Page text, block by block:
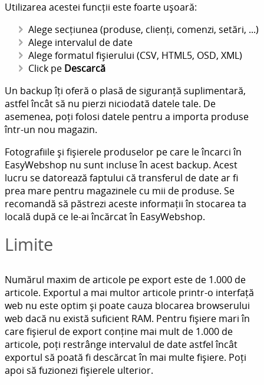
Utilizarea acestei funcții este foarte ușoară:
Alege secțiunea (produse, clienți, comenzi, setări, ...)
Alege intervalul de date
Alege formatul fișierului (CSV, HTML5, OSD, XML)
Click pe Descarcă
Un backup îți oferă o plasă de siguranță suplimentară,
astfel încât să nu pierzi niciodată datele tale. De
asemenea, poți folosi datele pentru a importa produse
într-un nou magazin.
Fotografiile și fișierele produselor pe care le încarci în
EasyWebshop nu sunt incluse în acest backup. Acest
lucru se datorează faptului că transferul de date ar fi
prea mare pentru magazinele cu mii de produse. Se
recomandă să păstrezi aceste informații în stocarea ta
locală după ce le-ai încărcat în EasyWebshop.
Limite
Numărul maxim de articole pe export este de 1.000 de
articole. Exportul a mai multor articole printr-o interfață
web nu este optim și poate cauza blocarea browserului
web dacă nu există suficient RAM. Pentru fișiere mari în
care fișierul de export conține mai mult de 1.000 de
articole, poți restrânge intervalul de date astfel încât
exportul să poată fi descărcat în mai multe fișiere. Poți
apoi să fuzionezi fișierele ulterior.